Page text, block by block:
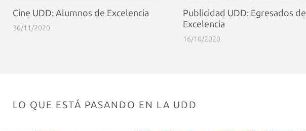
Cine UDD: Alumnos de Excelencia
30/11/2020
Publicidad UDD: Egresados de
Excelencia
16/10/2020
LO QUE ESTÁ PASANDO EN LA UDD